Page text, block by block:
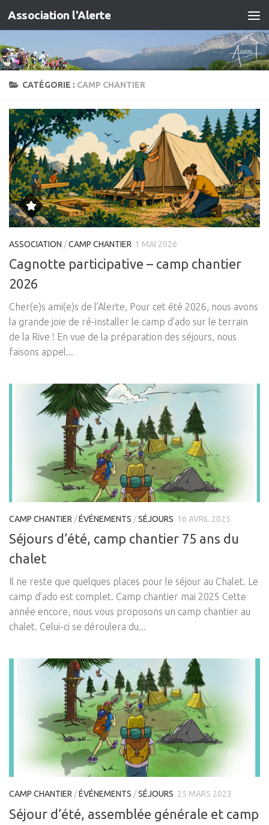
Skip to content
Association l'Alerte
CATÉGORIE : CAMP CHANTIER
ASSOCIATION /CAMP CHANTIER 1 MAI 2026
Cagnotte participative – camp chantier
2026
Cher(e)s ami(e)s de l’Alerte, Pour cet été 2026, nous avons
la grande joie de ré-installer le camp d’ado sur le terrain
de la Rive ! En vue de la préparation des séjours, nous
faisons appel...
CAMP CHANTIER /ÉVÉNEMENTS /SÉJOURS 16 AVRIL 2025
Séjours d’été, camp chantier 75 ans du
chalet
Il ne reste que quelques places pour le séjour au Chalet. Le
camp d’ado est complet. Camp chantier mai 2025 Cette
année encore, nous vous proposons un camp chantier au
chalet. Celui-ci se déroulera du...
CAMP CHANTIER /ÉVÉNEMENTS /SÉJOURS 25 MARS 2023
Séjour d’été, assemblée générale et camp